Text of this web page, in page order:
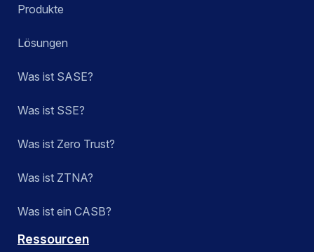
Produkte
Lösungen
Was ist SASE?
Was ist SSE?
Was ist Zero Trust?
Was ist ZTNA?
Was ist ein CASB?
Ressourcen